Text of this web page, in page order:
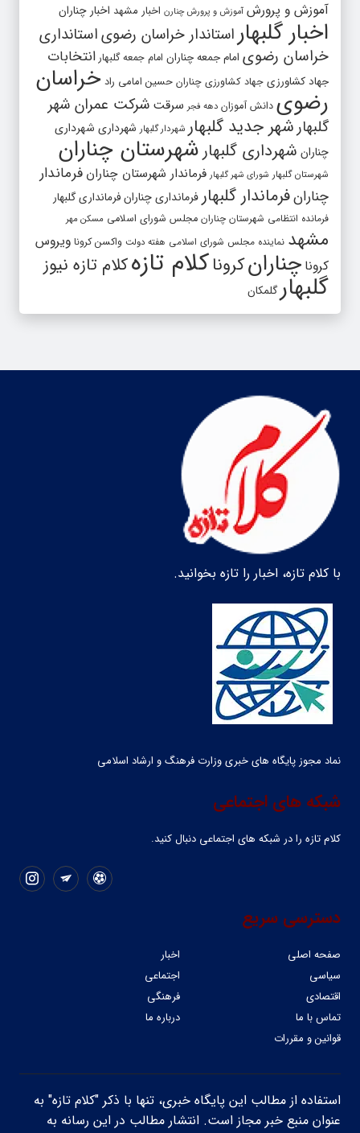
آموزش و پرورش آموزش و پرورش چنارن اخبار مشهد اخبار چناران
اخبار گلبهار استاندار خراسان رضویاستانداری
خراسان رضوی امام جمعه چناران امام جمعه گلبهار انتخابات
جهاد کشاورزی جهاد کشاورزی چناران حسین امامی راد خراسان
رضوی دانش آموزان دهه فجر سرقت شرکت عمران شهر
گلبهارشهر جدید گلبهار شهردار گلبهار شهرداری شهرداری
چناران شهرداری گلبهار شهرستان چناران
شهرستان گلبهار شورای شهر گلبهار فرماندار شهرستان چناران فرماندار
چنارانفرماندار گلبهار فرمانداری چنارانفرمانداری گلبهار
فرمانده انتظامی شهرستان چناران مجلس شورای اسلامی مسکن مهر
مشهد نماینده مجلس شورای اسلامی هفته دولت واکسن کرونا ویروس
کرونا چنارانکروناکلام تازهکلام تازه نیوز
گلبهارگلمکان
با کلام تازه، اخبار را تازه بخوانید.
نماد مجوز پایگاه های خبری وزارت فرهنگ و ارشاد اسلامی
شبکه های اجتماعی
کلام تازه را در شبکه ‌های اجتماعی دنبال کنید.
دسترسی سریع
صفحه اصلی
اخبار
سیاسی
اجتماعی
اقتصادی
فرهنگی
تماس با ما
درباره ما
قوانین و مقررات
استفاده از مطالب این پایگاه خبری، تنها با ذکر "کلام تازه" به
عنوان منبع خبر مجاز است. انتشار مطالب در این رسانه به